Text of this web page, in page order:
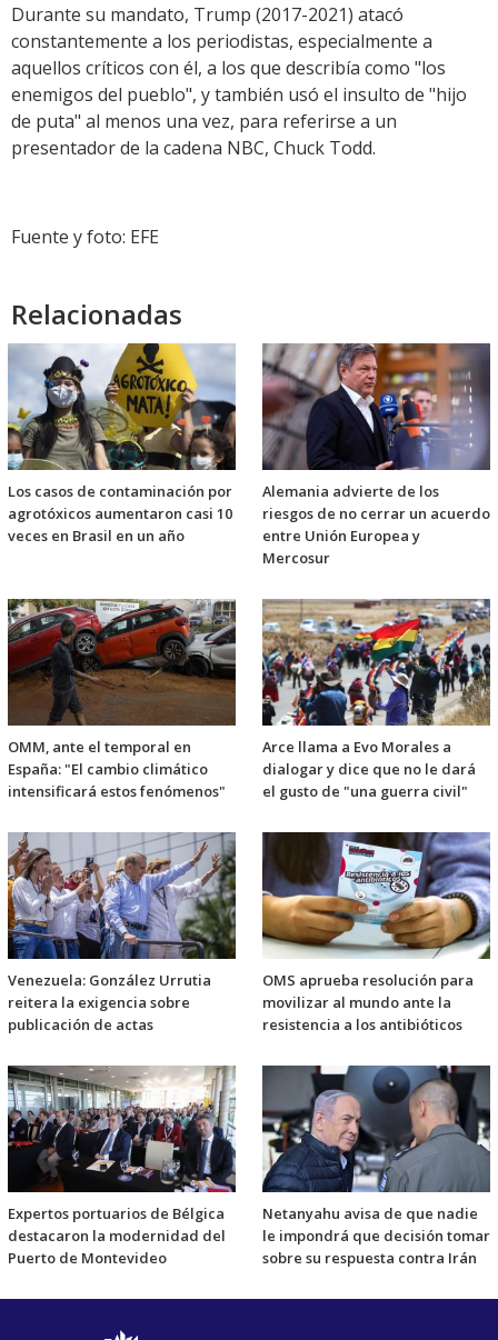
Durante su mandato, Trump (2017-2021) atacó
constantemente a los periodistas, especialmente a
aquellos críticos con él, a los que describía como "los
enemigos del pueblo", y también usó el insulto de "hijo
de puta" al menos una vez, para referirse a un
presentador de la cadena NBC, Chuck Todd.
Fuente y foto: EFE
Relacionadas
Los casos de contaminación por
agrotóxicos aumentaron casi 10
veces en Brasil en un año
Alemania advierte de los
riesgos de no cerrar un acuerdo
entre Unión Europea y
Mercosur
OMM, ante el temporal en
España: "El cambio climático
intensificará estos fenómenos"
Arce llama a Evo Morales a
dialogar y dice que no le dará
el gusto de "una guerra civil"
Venezuela: González Urrutia
reitera la exigencia sobre
publicación de actas
OMS aprueba resolución para
movilizar al mundo ante la
resistencia a los antibióticos
Expertos portuarios de Bélgica
destacaron la modernidad del
Puerto de Montevideo
Netanyahu avisa de que nadie
le impondrá que decisión tomar
sobre su respuesta contra Irán